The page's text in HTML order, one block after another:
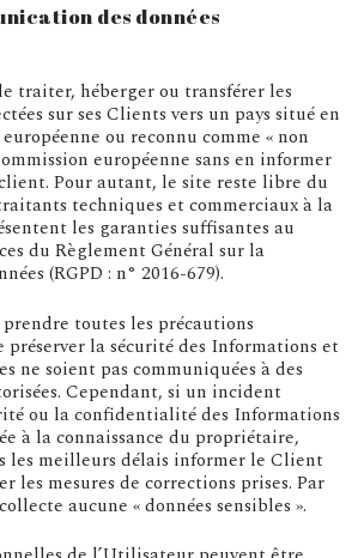
des données
traiter, héberger ou transférer les
sur ses Clients vers un pays situé en
ou reconnu comme « non
européenne sans en informer
Pour autant, le site reste libre du
techniques et commerciaux à la
les garanties suffisantes au
du Règlement Général sur la
(RGPD : n° 2016-679).
prendre toutes les précautions
préserver la sécurité des Informations et
ne soient pas communiquées à des
Cependant, si un incident
ou la confidentialité des Informations
à la connaissance du propriétaire,
les meilleurs délais informer le Client
les mesures de corrections prises. Par
aucune « données sensibles ».